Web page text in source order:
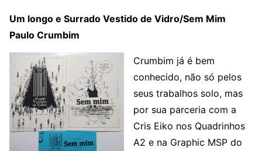
Um longo e Surrado Vestido de Vidro/Sem Mim
Paulo Crumbim
Crumbim já é bem
conhecido, não só pelos
seus trabalhos solo, mas
por sua parceria com a
Cris Eiko nos Quadrinhos
A2 e na Graphic MSP do